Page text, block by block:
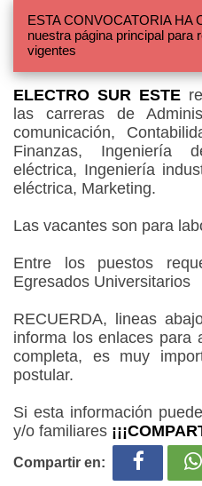
ESTA CONVOCATORIA HA
nuestra página principal para
vigentes
ELECTRO SUR ESTE
las carreras de
comunicación,
Finanzas, Ingeniería
eléctrica, Ingeniería
eléctrica, Marketing.
Las vacantes son para
Entre los puestos
Egresados Universitarios
RECUERDA, lineas
informa los enlaces para
completa, es muy
postular.
Si esta información
y/o familiares
Compartir en: